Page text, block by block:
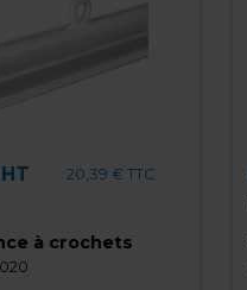
20,39 € TTC
à crochets